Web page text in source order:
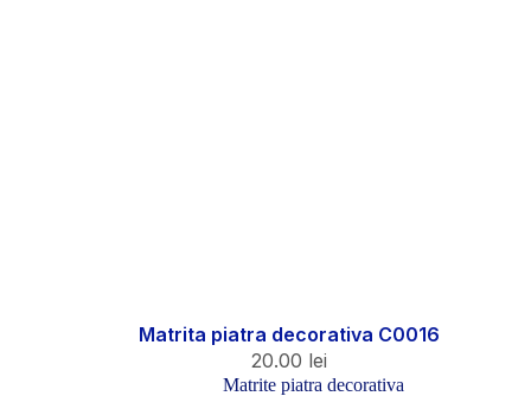
Matrita piatra decorativa C0016
20.00 lei
Matrite piatra decorativa